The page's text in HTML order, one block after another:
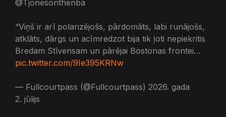
@Tjonesonthenba
“Viņš ir arī polarizējošs, pārdomāts, labi runājošs,
atklāts, dārgs un acīmredzot bija tik ļoti nepiekritis
Bredam Stīvensam un pārējai Bostonas frontei…
pic.twitter.com/9Ie395KRNw
— Fullcourtpass (@Fullcourtpass) 2026. gada
2. jūlijs